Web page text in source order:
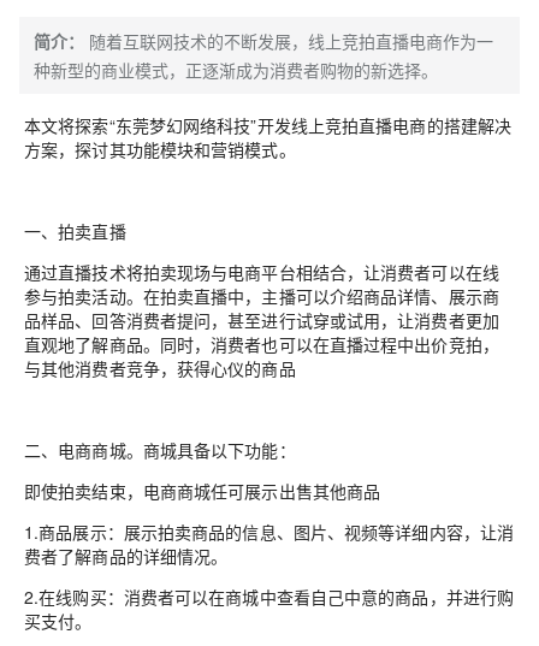
简介：
随着互联网技术的不断发展，线上竞拍直播电商作为一
种新型的商业模式，正逐渐成为消费者购物的新选择。
本文将探索“东莞梦幻网络科技”开发线上竞拍直播电商的搭建解决
方案，探讨其功能模块和营销模式。
一、拍卖直播
通过直播技术将拍卖现场与电商平台相结合，让消费者可以在线
参与拍卖活动。在拍卖直播中，主播可以介绍商品详情、展示商
品样品、回答消费者提问，甚至进行试穿或试用，让消费者更加
直观地了解商品。同时，消费者也可以在直播过程中出价竞拍，
与其他消费者竞争，获得心仪的商品
二、电商商城。商城具备以下功能：
即使拍卖结束，电商商城任可展示出售其他商品
1.商品展示：展示拍卖商品的信息、图片、视频等详细内容，让消
费者了解商品的详细情况。
2.在线购买：消费者可以在商城中查看自己中意的商品，并进行购
买支付。